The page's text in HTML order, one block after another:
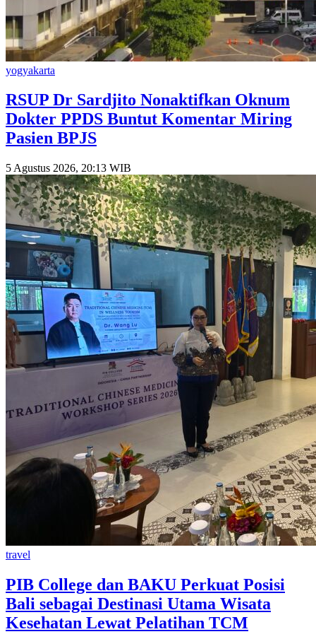
yogyakarta
RSUP Dr Sardjito Nonaktifkan Oknum
Dokter PPDS Buntut Komentar Miring
Pasien BPJS
5 Agustus 2026, 20:13 WIB
travel
PIB College dan BAKU Perkuat Posisi
Bali sebagai Destinasi Utama Wisata
Kesehatan Lewat Pelatihan TCM